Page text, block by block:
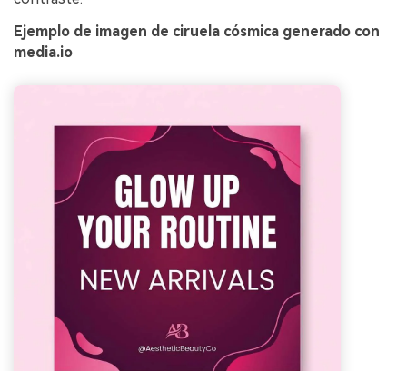
Ejemplo de imagen de ciruela cósmica generado con
media.io